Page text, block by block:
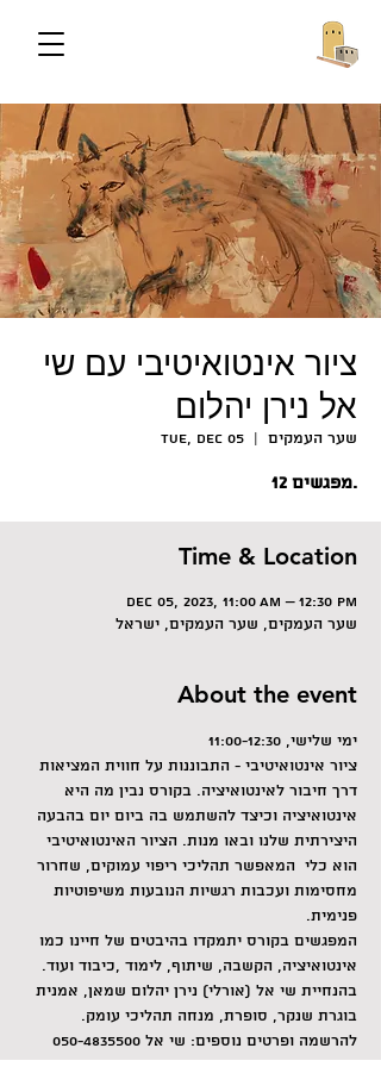
ציור אינטואיטיבי עם שי
אל נירן יהלום
Tue, Dec 05
  |
שער העמקים
12 מפגשים.
Time & Location
Dec 05, 2023, 11:00 AM – 12:30 PM
שער העמקים, שער העמקים, ישראל
About the event
ימי שלישי, 11:00-12:30
ציור אינטואיטיבי - התבוננות על חווית המציאות
דרך חיבור לאינטואיציה. בקורס נבין מה היא
אינטואיציה וכיצד להשתמש בה ביום יום בהבעה
היצירתית שלנו ובאו מנות. הציור האינטואיטיבי
הוא כלי  המאפשר תהליכי ריפוי עמוקים, שחרור
מחסימות ועכבות רגשיות הנובעות משיפוטיות
פנימית.
המפגשים בקורס יתמקדו בהיבטים של חיינו כמו
אינטואיציה, הקשבה, שיתוף, לימוד ,כיבוד ועוד.
בהנחיית שי אל (אורלי) נירן יהלום שמאן, אמנית
בוגרת שנקר, סופרת, מנחה תהליכי עומק.
להרשמה ופרטים נוספים: שי אל 050-4835500